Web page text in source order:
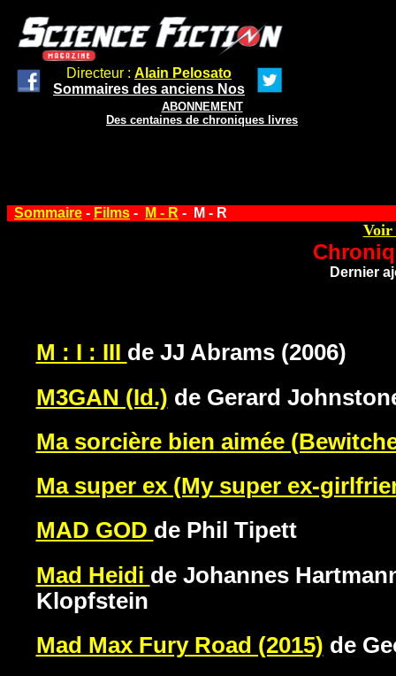
Directeur : Alain Pelosato
Sommaires des anciens Nos
ABONNEMENT
Des centaines de chroniques livres
Sommaire - Films - M - R - M - R
Voir
Dernier
M : I : III de JJ Abrams (2006)
M3GAN (Id.) de Gerard
Ma sorcière bien aimée
Ma super ex (My super ex-
MAD GOD de Phil Tipett
Mad Heidi de Johannes
Klopfstein
Mad Max Fury Road (2015) de